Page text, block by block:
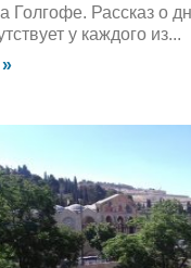
Голгофе. Рассказ о
у каждого из...